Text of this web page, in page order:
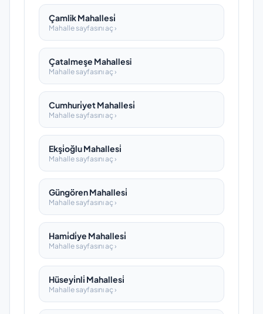
Çamlik Mahallesi̇
Mahalle sayfasını aç ›
Çatalmeşe Mahallesi
Mahalle sayfasını aç ›
Cumhuri̇yet Mahallesi̇
Mahalle sayfasını aç ›
Ekşi̇oğlu Mahallesi̇
Mahalle sayfasını aç ›
Güngören Mahallesi̇
Mahalle sayfasını aç ›
Hami̇di̇ye Mahallesi̇
Mahalle sayfasını aç ›
Hüseyi̇nli̇ Mahallesi̇
Mahalle sayfasını aç ›